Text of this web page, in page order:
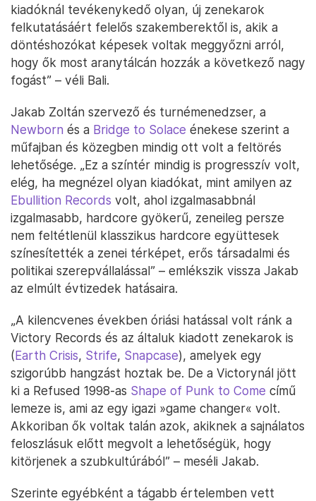
kiadóknál tevékenykedő olyan, új zenekarok
felkutatásáért felelős szakemberektől is, akik a
döntéshozókat képesek voltak meggyőzni arról,
hogy ők most aranytálcán hozzák a következő nagy
fogást” – véli Bali.
Jakab Zoltán szervező és turnémenedzser, a
Newborn és a Bridge to Solace énekese szerint a
műfajban és közegben mindig ott volt a feltörés
lehetősége. „Ez a színtér mindig is progresszív volt,
elég, ha megnézel olyan kiadókat, mint amilyen az
Ebullition Records volt, ahol izgalmasabbnál
izgalmasabb, hardcore gyökerű, zeneileg persze
nem feltétlenül klasszikus hardcore együttesek
színesítették a zenei térképet, erős társadalmi és
politikai szerepvállalással” – emlékszik vissza Jakab
az elmúlt évtizedek hatásaira.
„A kilencvenes években óriási hatással volt ránk a
Victory Records és az általuk kiadott zenekarok is
(Earth Crisis, Strife, Snapcase), amelyek egy
szigorúbb hangzást hoztak be. De a Victorynál jött
ki a Refused 1998-as Shape of Punk to Come című
lemeze is, ami az egy igazi »game changer« volt.
Akkoriban ők voltak talán azok, akiknek a sajnálatos
feloszlásuk előtt megvolt a lehetőségük, hogy
kitörjenek a szubkultúrából” – meséli Jakab.
Szerinte egyébként a tágabb értelemben vett